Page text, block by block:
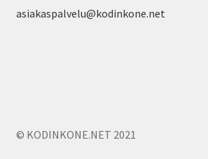
asiakaspalvelu@kodinkone.net
© KODINKONE.NET 2021